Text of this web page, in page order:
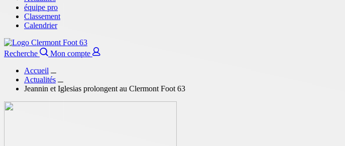
équipe pro
Classement
Calendrier
Recherche
Mon compte
Accueil
Actualités
Jeannin et Iglesias prolongent au Clermont Foot 63